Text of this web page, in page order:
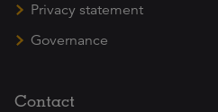
Privacy statement
Governance
Contact